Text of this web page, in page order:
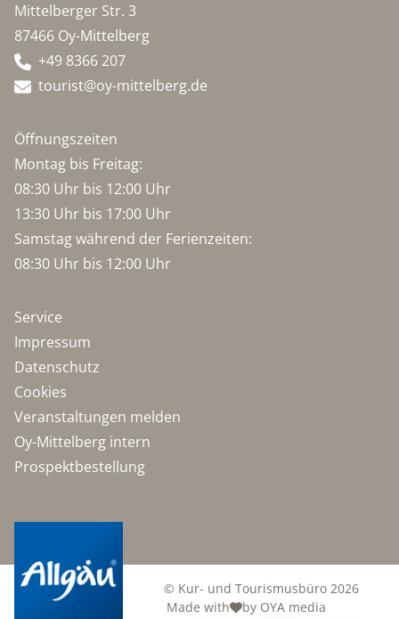
Mittelberger Str. 3
87466 Oy-Mittelberg
+49 8366 207
tourist@oy-mittelberg.de
Öffnungszeiten
Montag bis Freitag:
08:30 Uhr bis 12:00 Uhr
13:30 Uhr bis 17:00 Uhr
Samstag während der Ferienzeiten:
08:30 Uhr bis 12:00 Uhr
Service
Impressum
Datenschutz
Cookies
Veranstaltungen melden
Oy-Mittelberg intern
Prospektbestellung
© Kur- und Tourismusbüro 2026
Made with
by OYA media